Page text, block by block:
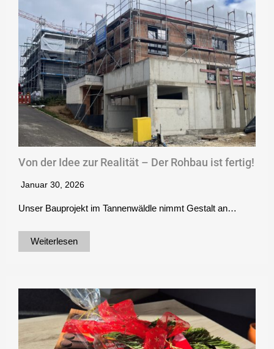
Von der Idee zur Realität – Der Rohbau ist fertig!
Januar 30, 2026
Unser Bauprojekt im Tannenwäldle nimmt Gestalt an…
Weiterlesen